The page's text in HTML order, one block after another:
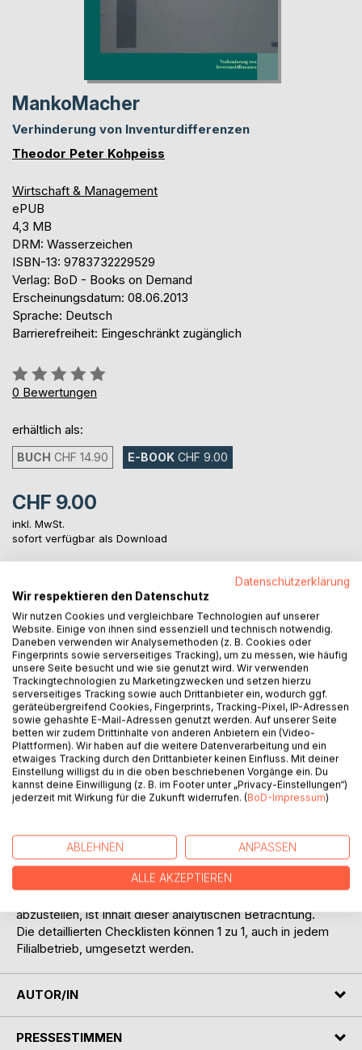
MankoMacher
Verhinderung von Inventurdifferenzen
Theodor Peter Kohpeiss
Wirtschaft & Management
ePUB
4,3 MB
DRM: Wasserzeichen
ISBN-13: 9783732229529
Verlag: BoD - Books on Demand
Erscheinungsdatum: 08.06.2013
Sprache: Deutsch
Barrierefreiheit: Eingeschränkt zugänglich
Bewertung::
0%
0 Bewertungen
erhältlich als:
BUCH CHF 14.90 E-BOOK CHF 9.00
CHF 9.00
inkl. MwSt.
sofort verfügbar als Download
IN DEN WARENKORB
Auf die Merkliste
Titel bewerten
BESCHREIBUNG
arbeitende Mensch: durch be-, und /oder unbewußte
Handlungen, in einem stimmigen, oder unstimmigen
abzustellen, ist Inhalt dieser analytischen Betrachtung.
Die detaillierten Checklisten können 1 zu 1, auch in jedem
Filialbetrieb, umgesetzt werden.
AUTOR/IN
PRESSESTIMMEN
Datenschutzerklärung
Wir respektieren den Datenschutz
Wir nutzen Cookies und vergleichbare Technologien auf unserer
Website. Einige von ihnen sind essenziell und technisch notwendig.
Daneben verwenden wir Analysemethoden (z. B. Cookies oder
Fingerprints sowie serverseitiges Tracking), um zu messen, wie häufig
unsere Seite besucht und wie sie genutzt wird. Wir verwenden
Trackingtechnologien zu Marketingzwecken und setzen hierzu
serverseitiges Tracking sowie auch Drittanbieter ein, wodurch ggf.
geräteübergreifend Cookies, Fingerprints, Tracking-Pixel, IP-Adressen
sowie gehashte E-Mail-Adressen genutzt werden. Auf unserer Seite
betten wir zudem Drittinhalte von anderen Anbietern ein (Video-
Plattformen). Wir haben auf die weitere Datenverarbeitung und ein
etwaiges Tracking durch den Drittanbieter keinen Einfluss. Mit deiner
Einstellung willigst du in die oben beschriebenen Vorgänge ein. Du
kannst deine Einwilligung (z. B. im Footer unter „Privacy-Einstellungen“)
jederzeit mit Wirkung für die Zukunft widerrufen. (BoD-Impressum)
ABLEHNEN ANPASSEN
ALLE AKZEPTIEREN